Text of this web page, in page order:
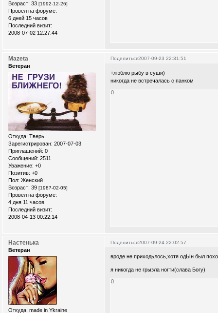
Возраст: 33 [1992-12-26]
Провел на форуме:
6 дней 15 часов
Последний визит:
2008-07-02 12:27:44
Поделиться2007-09-23 22:31:51
Mazeta
Ветеран
Откуда: Тверь
Зарегистрирован: 2007-07-03
Приглашений: 0
Сообщений: 2511
Уважение: +0
Позитив: +0
Пол: Женский
Возраст: 39 [1987-02-05]
Провел на форуме:
4 дня 11 часов
Последний визит:
2008-04-13 00:22:14
+люблю рыбу в суши)
никогда не встречалась с панком
0
Поделиться2007-09-24 22:02:57
Настенька
Ветеран
Откуда: made in Ykraine
вроде не приходьлось,хотя одЫн был
я никогда не грызла ногти(слава Богу)
0